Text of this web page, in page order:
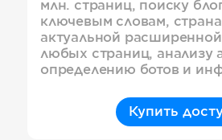
млн. страниц, поиску
ключевым словам,
актуальной расширенной
любых страниц, анализу
определению ботов и
Купить